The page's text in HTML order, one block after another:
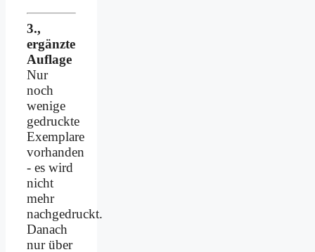
3.,
ergänzte
Auflage
Nur
noch
wenige
gedruckte
Exemplare
vorhanden
- es wird
nicht
mehr
nachgedruckt.
Danach
nur über